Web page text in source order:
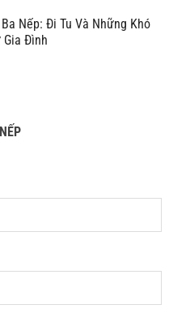
Nếp: Đi Tu Và Những Khó
Gia Đình